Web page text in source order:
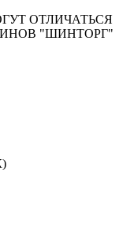
ОТЛИЧАТЬСЯ
"ШИНТОРГ"